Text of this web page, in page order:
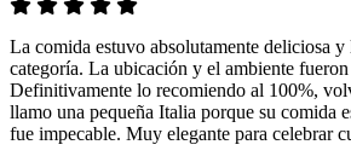
La comida estuvo absolutamente deliciosa y
categoría. La ubicación y el ambiente fueron
Definitivamente lo recomiendo al 100%,
llamo una pequeña Italia porque su comida
fue impecable. Muy elegante para celebrar